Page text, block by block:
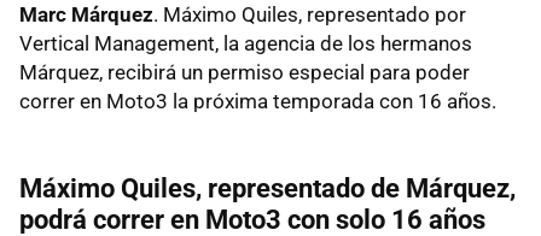
Marc Márquez. Máximo Quiles, representado por
Vertical Management, la agencia de los hermanos
Márquez, recibirá un permiso especial para poder
correr en Moto3 la próxima temporada con 16 años.
Máximo Quiles, representado de Márquez,
podrá correr en Moto3 con solo 16 años